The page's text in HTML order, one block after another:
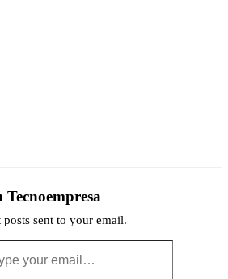
posts sent to your email.